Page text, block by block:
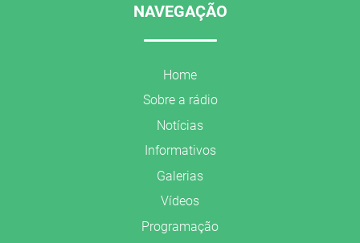
NAVEGAÇÃO
Home
Sobre a rádio
Notícias
Informativos
Galerias
Vídeos
Programação